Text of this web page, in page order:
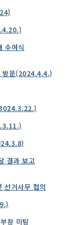
수여식
방문(2024.4.4.)
결과 보고
선거사무 협의
장 미팅